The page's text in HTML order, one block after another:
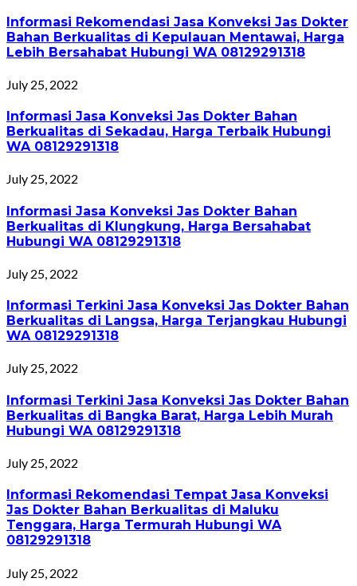
Informasi Rekomendasi Jasa Konveksi Jas Dokter
Bahan Berkualitas di Kepulauan Mentawai, Harga
Lebih Bersahabat Hubungi WA 08129291318
July 25, 2022
Informasi Jasa Konveksi Jas Dokter Bahan
Berkualitas di Sekadau, Harga Terbaik Hubungi
WA 08129291318
July 25, 2022
Informasi Jasa Konveksi Jas Dokter Bahan
Berkualitas di Klungkung, Harga Bersahabat
Hubungi WA 08129291318
July 25, 2022
Informasi Terkini Jasa Konveksi Jas Dokter Bahan
Berkualitas di Langsa, Harga Terjangkau Hubungi
WA 08129291318
July 25, 2022
Informasi Terkini Jasa Konveksi Jas Dokter Bahan
Berkualitas di Bangka Barat, Harga Lebih Murah
Hubungi WA 08129291318
July 25, 2022
Informasi Rekomendasi Tempat Jasa Konveksi
Jas Dokter Bahan Berkualitas di Maluku
Tenggara, Harga Termurah Hubungi WA
08129291318
July 25, 2022